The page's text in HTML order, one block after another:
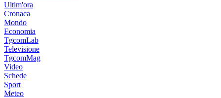
Ultim'ora
Cronaca
Mondo
Economia
TgcomLab
Televisione
TgcomMag
Video
Schede
Sport
Meteo